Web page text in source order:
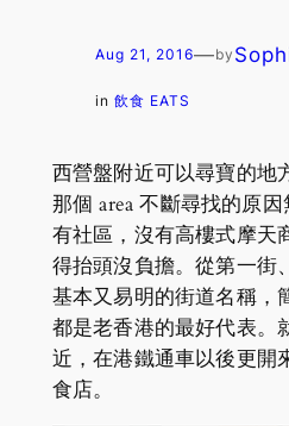
Aug 21, 2016—by
in 飲食 EATS
西營盤附近可以尋寶的地
那個 area 不斷尋找的原
有社區，沒有高樓式摩天
得抬頭沒負擔。從第一街
基本又易明的街道名稱，
都是老香港的最好代表。
近，在港鐵通車以後更開
食店。